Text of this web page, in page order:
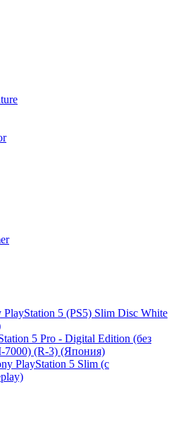
PlayStation 5 (PS5) Slim Disc White
5 Pro - Digital Edition (без
7000) (R-3) (Япония)
PlayStation 5 Slim (с